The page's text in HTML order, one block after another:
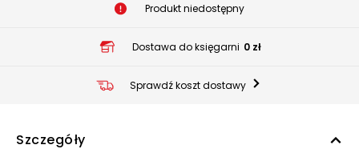
Produkt niedostępny
Dostawa do księgarni 0 zł
Sprawdź koszt dostawy
Szczegóły